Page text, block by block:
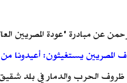
عن مبادرة "عودة المصريين
المصريين يستغيثون: أعيدونا
ظروف الحرب والدمار في بلد